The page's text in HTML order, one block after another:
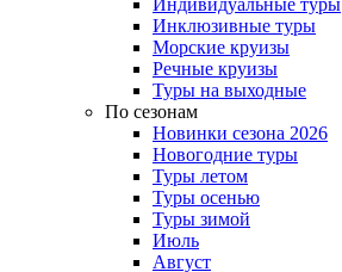
Индивидуальные туры
Инклюзивные туры
Морские круизы
Речные круизы
Туры на выходные
По сезонам
Новинки сезона 2026
Новогодние туры
Туры летом
Туры осенью
Туры зимой
Июль
Август